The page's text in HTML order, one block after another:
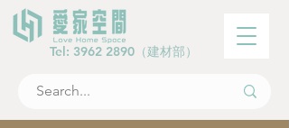
Tel: 3962 2890 （建材部）